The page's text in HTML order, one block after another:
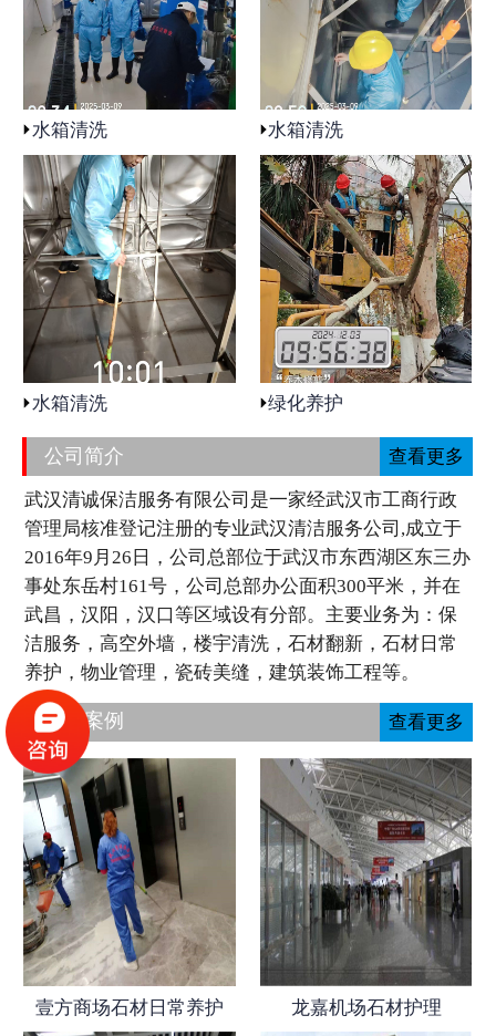
水箱清洗 水箱清洗
水箱清洗 绿化养护
公司简介 查看更多
武汉清诚保洁服务有限公司是一家经武汉市工商行政
管理局核准登记注册的专业武汉清洁服务公司,成立于
2016年9月26日，公司总部位于武汉市东西湖区东三办
事处东岳村161号，公司总部办公面积300平米，并在
武昌，汉阳，汉口等区域设有分部。主要业务为：保
洁服务，高空外墙，楼宇清洗，石材翻新，石材日常
养护，物业管理，瓷砖美缝，建筑装饰工程等。
工程案例 查看更多
壹方商场石材日常养护 龙嘉机场石材护理